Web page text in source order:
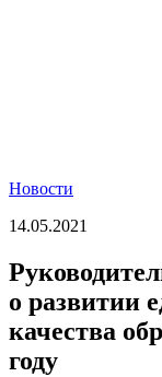
Новости
14.05.2021
о развитии
качества
году